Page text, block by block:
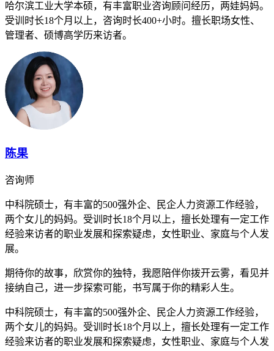
哈尔滨工业大学本硕，有丰富职业咨询顾问经历，两娃妈妈。
受训时长18个月以上，咨询时长400+小时。擅长职场女性、
管理者、硕博高学历来访者。
陈果
咨询师
中科院硕士，有丰富的500强外企、民企人力资源工作经验，
两个女儿的妈妈。受训时长18个月以上，擅长处理有一定工作
经验来访者的职业发展和探索疑虑，女性职业、家庭与个人发
展。
期待你的故事，欣赏你的独特，我愿陪伴你拨开云雾，看见并
接纳自己，进一步探索可能，书写属于你的精彩人生。
中科院硕士，有丰富的500强外企、民企人力资源工作经验，
两个女儿的妈妈。受训时长18个月以上，擅长处理有一定工作
经验来访者的职业发展和探索疑虑，女性职业、家庭与个人发